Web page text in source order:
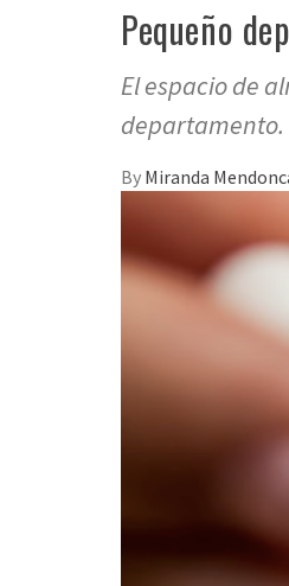
Pequeño
El espacio de
departamento.
By Miranda